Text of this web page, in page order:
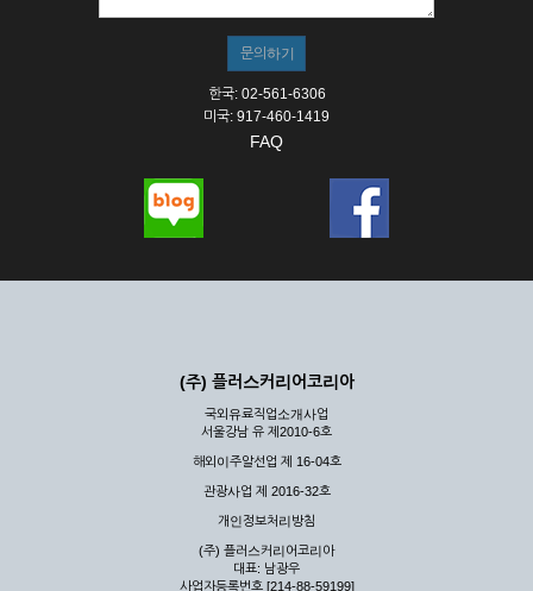
한국: 02-561-6306
미국: 917-460-1419
FAQ
(주) 플러스커리어코리아
국외유료직업소개사업
서울강남 유 제2010-6호
해외이주알선업 제 16-04호
관광사업 제 2016-32호
개인정보처리방침
(주) 플러스커리어코리아
대표: 남광우
사업자등록번호 [214-88-59199]